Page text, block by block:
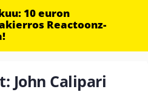
10 euron
Reactoonz-
John Calipari